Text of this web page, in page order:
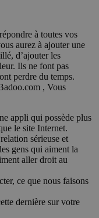
à toutes vos
aurez à ajouter une
d’ajouter les
Ils ne font pas
perdre du temps.
, Vous
appli qui possède plus
le site Internet.
sérieuse et
gens qui aiment la
aller droit au
ce que nous faisons
dernière sur votre